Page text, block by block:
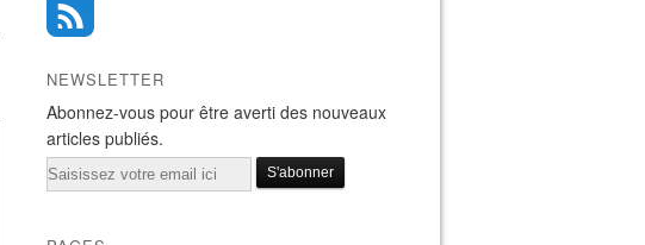
NEWSLETTER
Abonnez-vous pour être averti des nouveaux
articles publiés.
Email